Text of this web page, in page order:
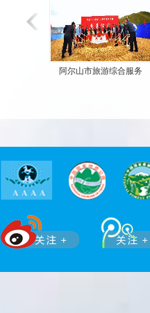
阿尔山市旅游综合服务